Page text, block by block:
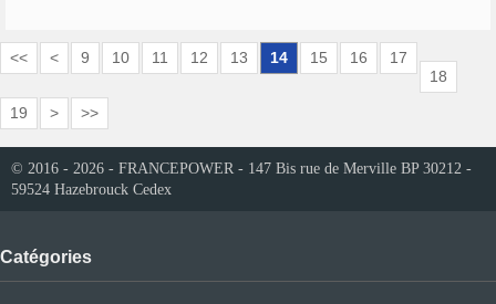
<< < 9 10 11 12 13 14 15 16
17
18
19 > >>
© 2016 - 2026 - FRANCEPOWER - 147 Bis rue de Merville BP 30212 -
59524 Hazebrouck Cedex
Catégories